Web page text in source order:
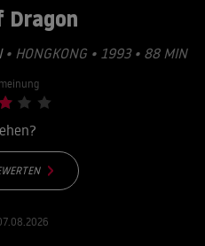
Dragon
• HONGKONG • 1993 • 88 MIN